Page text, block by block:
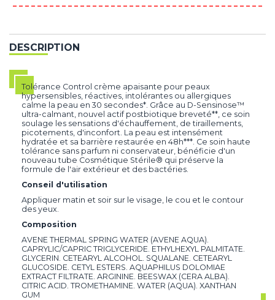
DESCRIPTION
Tolérance Control crème apaisante pour peaux
hypersensibles, réactives, intolérantes ou allergiques
calme la peau en 30 secondes*. Grâce au D-Sensinose™
ultra-calmant, nouvel actif postbiotique breveté**, ce soin
soulage les sensations d'échauffement, de tiraillements,
picotements, d'inconfort. La peau est intensément
hydratée et sa barrière restaurée en 48h***. Ce soin haute
tolérance sans parfum ni conservateur, bénéficie d'un
nouveau tube Cosmétique Stérile® qui préserve la
formule de l'air extérieur et des bactéries.
Conseil d'utilisation
Appliquer matin et soir sur le visage, le cou et le contour
des yeux.
Composition
AVENE THERMAL SPRING WATER (AVENE AQUA).
CAPRYLIC/CAPRIC TRIGLYCERIDE. ETHYLHEXYL PALMITATE.
GLYCERIN. CETEARYL ALCOHOL. SQUALANE. CETEARYL
GLUCOSIDE. CETYL ESTERS. AQUAPHILUS DOLOMIAE
EXTRACT FILTRATE. ARGININE. BEESWAX (CERA ALBA).
CITRIC ACID. TROMETHAMINE. WATER (AQUA). XANTHAN
GUM